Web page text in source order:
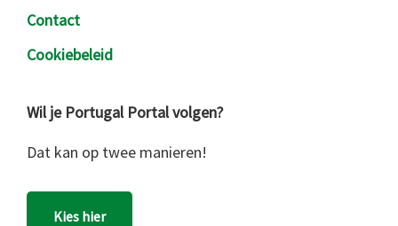
Contact
Cookiebeleid
Wil je Portugal Portal volgen?
Dat kan op twee manieren!
Kies hier